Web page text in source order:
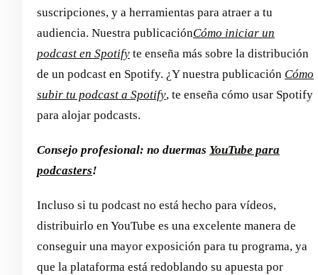
suscripciones, y a herramientas para atraer a tu
audiencia. Nuestra publicaciónCómo iniciar un
podcast en Spotify te enseña más sobre la distribución
de un podcast en Spotify. ¿Y nuestra publicación Cómo
subir tu podcast a Spotify, te enseña cómo usar Spotify
para alojar podcasts.
Consejo profesional: no duermas YouTube para
podcasters!
Incluso si tu podcast no está hecho para vídeos,
distribuirlo en YouTube es una excelente manera de
conseguir una mayor exposición para tu programa, ya
que la plataforma está redoblando su apuesta por